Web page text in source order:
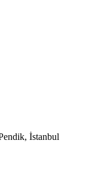
İstanbul